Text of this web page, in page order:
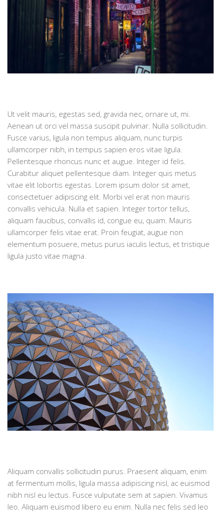
Ut velit mauris, egestas sed, gravida nec, ornare ut, mi.
Aenean ut orci vel massa suscipit pulvinar. Nulla sollicitudin.
Fusce varius, ligula non tempus aliquam, nunc turpis
ullamcorper nibh, in tempus sapien eros vitae ligula.
Pellentesque rhoncus nunc et augue. Integer id felis.
Curabitur aliquet pellentesque diam. Integer quis metus
vitae elit lobortis egestas. Lorem ipsum dolor sit amet,
consectetuer adipiscing elit. Morbi vel erat non mauris
convallis vehicula. Nulla et sapien. Integer tortor tellus,
aliquam faucibus, convallis id, congue eu, quam. Mauris
ullamcorper felis vitae erat. Proin feugiat, augue non
elementum posuere, metus purus iaculis lectus, et tristique
ligula justo vitae magna.
Aliquam convallis sollicitudin purus. Praesent aliquam, enim
at fermentum mollis, ligula massa adipiscing nisl, ac euismod
nibh nisl eu lectus. Fusce vulputate sem at sapien. Vivamus
leo. Aliquam euismod libero eu enim. Nulla nec felis sed leo